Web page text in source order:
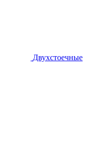
Двухстоечные